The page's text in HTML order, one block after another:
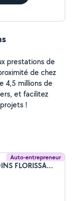
prestations de
de chez
4,5 millions de
et facilitez
!
Auto-entrepreneur
Florence Coutant (LES JARDINS FLORISSANTS)